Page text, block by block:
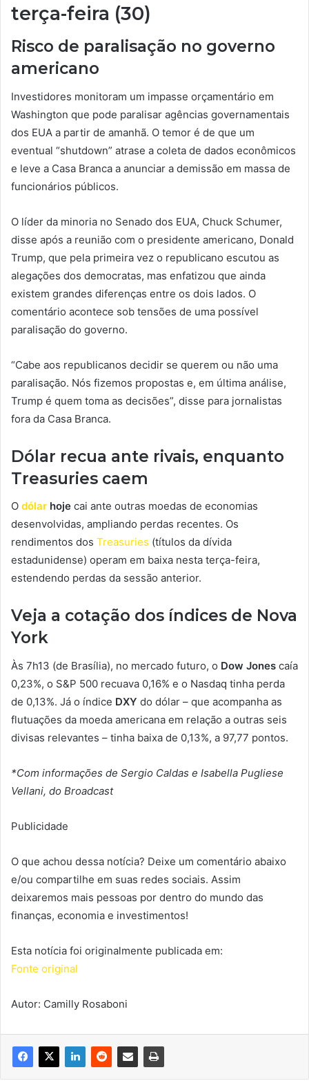
terça-feira (30)
Risco de paralisação no governo
americano
Investidores monitoram um impasse orçamentário em
Washington que pode paralisar agências governamentais
dos EUA a partir de amanhã. O temor é de que um
eventual “shutdown” atrase a coleta de dados econômicos
e leve a Casa Branca a anunciar a demissão em massa de
funcionários públicos.
O líder da minoria no Senado dos EUA, Chuck Schumer,
disse após a reunião com o presidente americano, Donald
Trump, que pela primeira vez o republicano escutou as
alegações dos democratas, mas enfatizou que ainda
existem grandes diferenças entre os dois lados. O
comentário acontece sob tensões de uma possível
paralisação do governo.
“Cabe aos republicanos decidir se querem ou não uma
paralisação. Nós fizemos propostas e, em última análise,
Trump é quem toma as decisões”, disse para jornalistas
fora da Casa Branca.
Dólar recua ante rivais, enquanto
Treasuries caem
O dólar hoje cai ante outras moedas de economias
desenvolvidas, ampliando perdas recentes. Os
rendimentos dos Treasuries (títulos da dívida
estadunidense) operam em baixa nesta terça-feira,
estendendo perdas da sessão anterior.
Veja a cotação dos índices de Nova
York
Às 7h13 (de Brasília), no mercado futuro, o Dow Jones caía
0,23%, o S&P 500 recuava 0,16% e o Nasdaq tinha perda
de 0,13%. Já o índice DXY do dólar – que acompanha as
flutuações da moeda americana em relação a outras seis
divisas relevantes – tinha baixa de 0,13%, a 97,77 pontos.
*Com informações de Sergio Caldas e Isabella Pugliese
Vellani, do Broadcast
Publicidade
O que achou dessa notícia? Deixe um comentário abaixo
e/ou compartilhe em suas redes sociais. Assim
deixaremos mais pessoas por dentro do mundo das
finanças, economia e investimentos!
Esta notícia foi originalmente publicada em:
Fonte original
Autor: Camilly Rosaboni